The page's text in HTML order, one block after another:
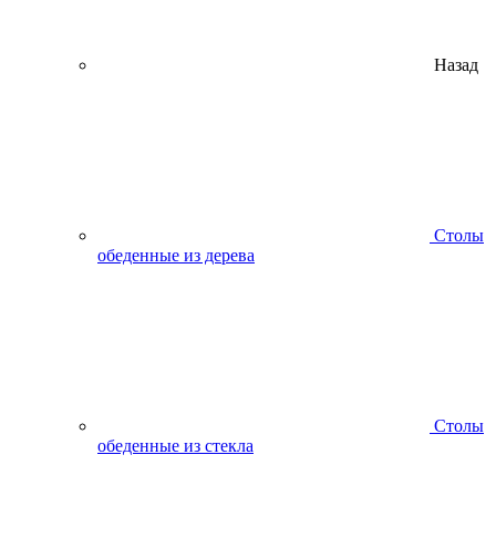
Назад
Столы
обеденные из дерева
Столы
обеденные из стекла